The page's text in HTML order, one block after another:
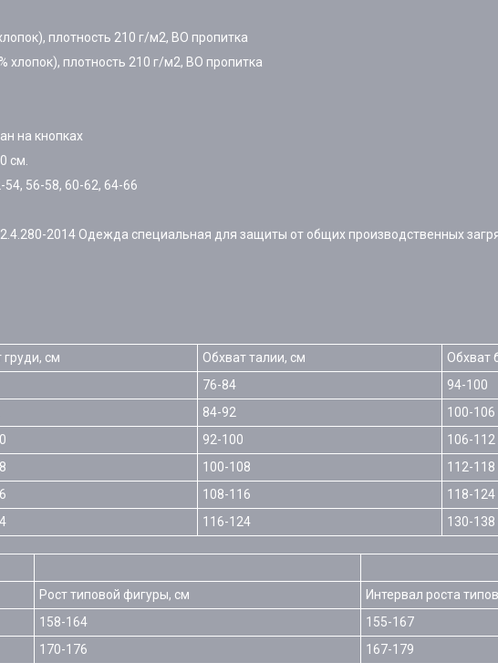
плотность 210 г/м2, ВО пропитка
хлопок), плотность 210 г/м2, ВО пропитка
на кнопках
см.
56-58, 60-62, 64-66
2014 Одежда специальная для защиты от общих производственных
груди, см Обхват талии, см
Обхват
76-84
94-100
84-92
100-106
92-100
106-112
100-108
112-118
108-116
118-124
116-124 130-138
Рост типовой фигуры, см
Интервал роста
158-164
155-167
170-176
167-179